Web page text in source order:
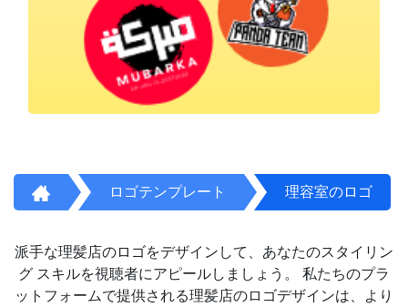
ロゴテンプレート 理容室のロゴ
派手な理髪店のロゴをデザインして、あなたのスタイリン
グ スキルを視聴者にアピールしましょう。 私たちのプラ
ットフォームで提供される理髪店のロゴデザインは、より